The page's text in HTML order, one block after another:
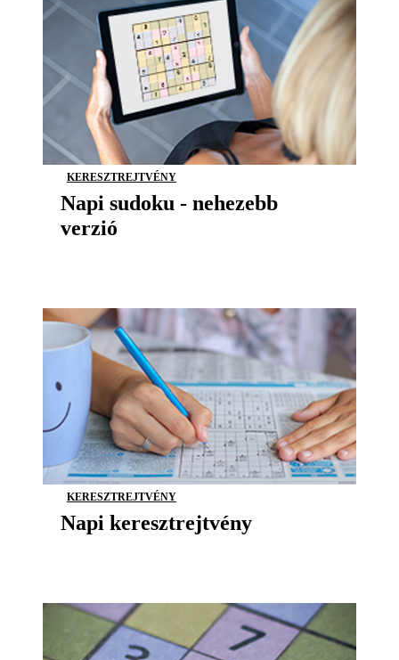
KERESZTREJTVÉNY
Napi sudoku - nehezebb
verzió
KERESZTREJTVÉNY
Napi keresztrejtvény